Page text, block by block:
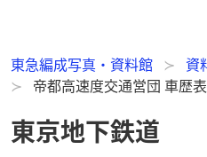
東急編成写真・資料館 資
帝都高速度交通営団 車歴
東京地下鉄道